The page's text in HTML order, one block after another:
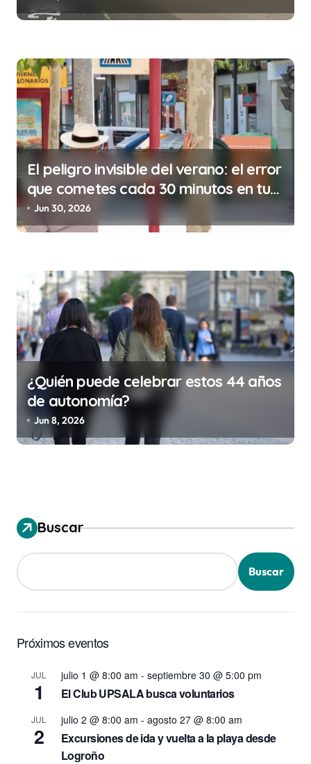
e
t
r
a
d
a
El peligro invisible del verano: el error
que cometes cada 30 minutos en tu
trabajo (y la ilegalidad que te puede
costar la vida)
Jun 30, 2026
¿Quién puede celebrar estos 44 años
de autonomía?
Jun 8, 2026
Buscar
Buscar
Próximos eventos
JUL
1
julio 1 @ 8:00 am - septiembre 30 @ 5:00 pm
El Club UPSALA busca voluntarios
JUL
2
julio 2 @ 8:00 am - agosto 27 @ 8:00 am
Excursiones de ida y vuelta a la playa desde
Logroño